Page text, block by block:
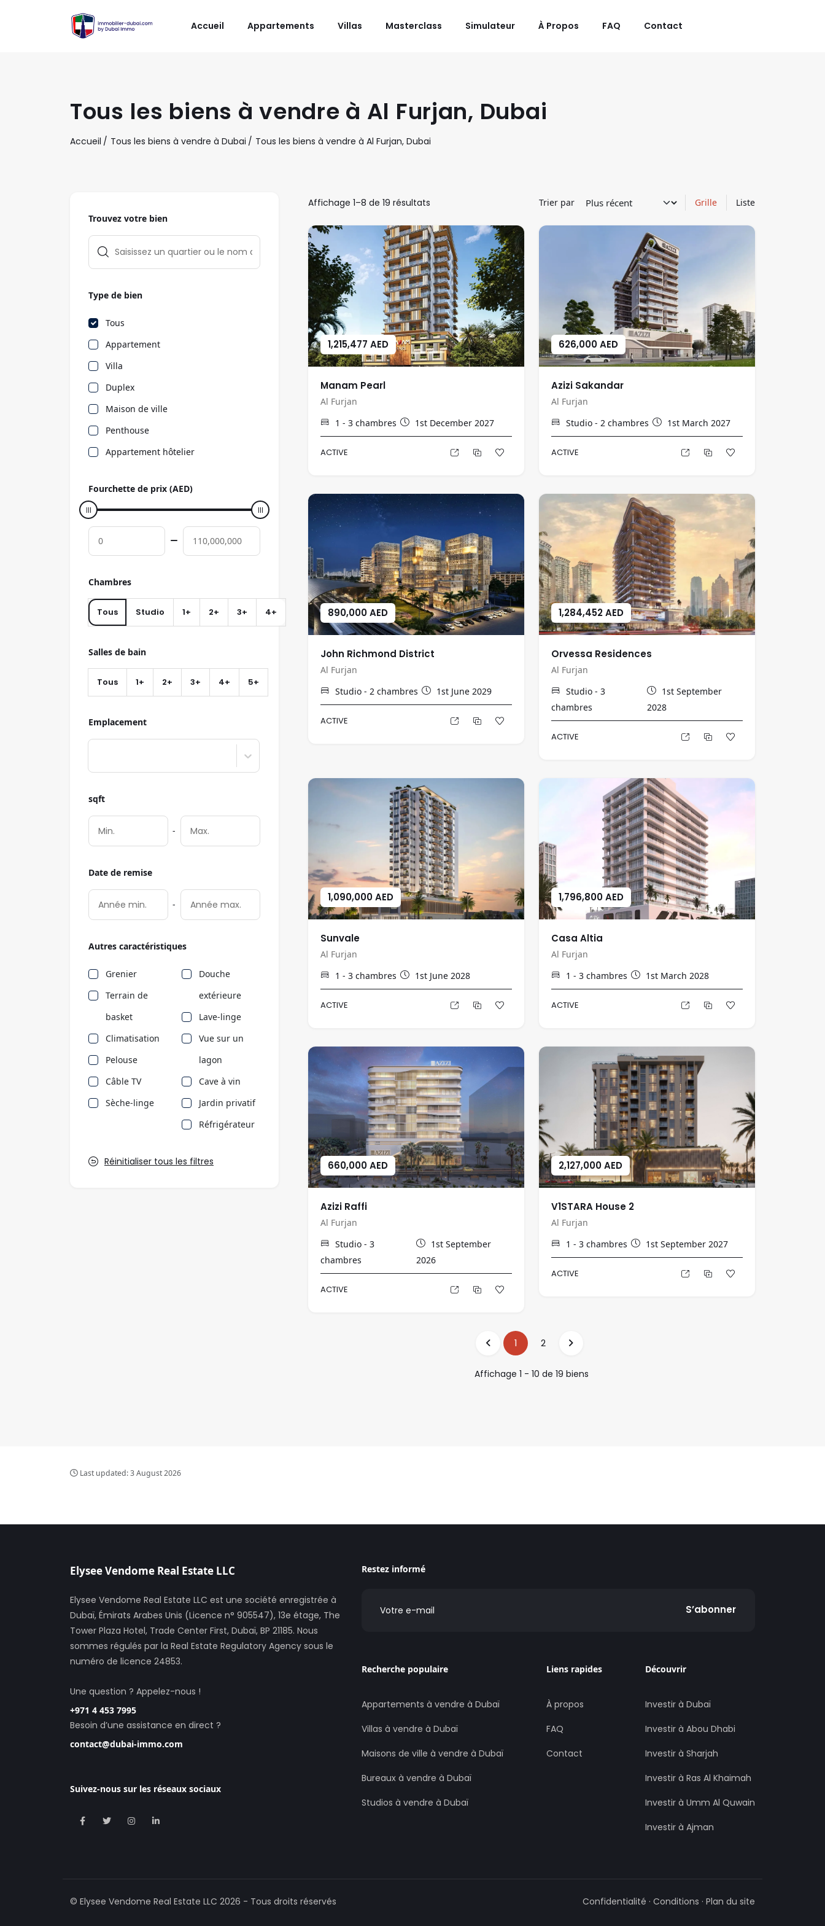
Accueil Appartements Villas Masterclass Simulateur À Propos FAQ Contact
Tous les biens à vendre à Al Furjan, Dubai
Accueil Tous les biens à vendre à Dubai Tous les biens à vendre à Al Furjan, Dubai
Trouvez votre bien
Type de bien
Tous
Appartement
Villa
Duplex
Maison de ville
Penthouse
Appartement hôtelier
Fourchette de prix (AED)
0 110,000,000
Chambres
Tous Studio 1+ 2+ 3+ 4+
Salles de bain
Tous 1+ 2+ 3+ 4+ 5+
Emplacement
sqft
-
Date de remise
-
Autres caractéristiques
Grenier
Terrain de
basket
Climatisation
Pelouse
Câble TV
Sèche-linge
Douche
extérieure
Lave-linge
Vue sur un
lagon
Cave à vin
Jardin privatif
Réfrigérateur
Réinitialiser tous les filtres
Affichage 1–8 de 19 résultats Trier par Grille Liste
1,215,477 AED
Manam Pearl
Al Furjan
1 - 3 chambres 1st December 2027
ACTIVE
626,000 AED
Azizi Sakandar
Al Furjan
Studio - 2 chambres 1st March 2027
ACTIVE
890,000 AED
John Richmond District
Al Furjan
Studio - 2 chambres 1st June 2029
ACTIVE
1,284,452 AED
Orvessa Residences
Al Furjan
Studio - 3
chambres
1st September
2028
ACTIVE
1,090,000 AED
Sunvale
Al Furjan
1 - 3 chambres 1st June 2028
ACTIVE
1,796,800 AED
Casa Altia
Al Furjan
1 - 3 chambres 1st March 2028
ACTIVE
660,000 AED
Azizi Raffi
Al Furjan
Studio - 3
chambres
1st September
2026
ACTIVE
2,127,000 AED
V1STARA House 2
Al Furjan
1 - 3 chambres 1st September 2027
ACTIVE
1 2
Affichage 1 - 10 de 19 biens
Last updated:3 August 2026
Elysee Vendome Real Estate LLC
Elysee Vendome Real Estate LLC est une société enregistrée à
Dubaï, Émirats Arabes Unis (Licence n° 905547), 13e étage, The
Tower Plaza Hotel, Trade Center First, Dubaï, BP 21185. Nous
sommes régulés par la Real Estate Regulatory Agency sous le
numéro de licence 24853.
Une question ? Appelez-nous !
+971 4 453 7995
Besoin d’une assistance en direct ?
contact@dubai-immo.com
Suivez-nous sur les réseaux sociaux
Restez informé
S’abonner
Recherche populaire
Appartements à vendre à Dubaï
Villas à vendre à Dubaï
Maisons de ville à vendre à Dubaï
Bureaux à vendre à Dubaï
Studios à vendre à Dubaï
Liens rapides
À propos
FAQ
Contact
Découvrir
Investir à Dubaï
Investir à Abou Dhabi
Investir à Sharjah
Investir à Ras Al Khaimah
Investir à Umm Al Quwain
Investir à Ajman
© Elysee Vendome Real Estate LLC 2026 - Tous droits réservés Confidentialité · Conditions · Plan du site